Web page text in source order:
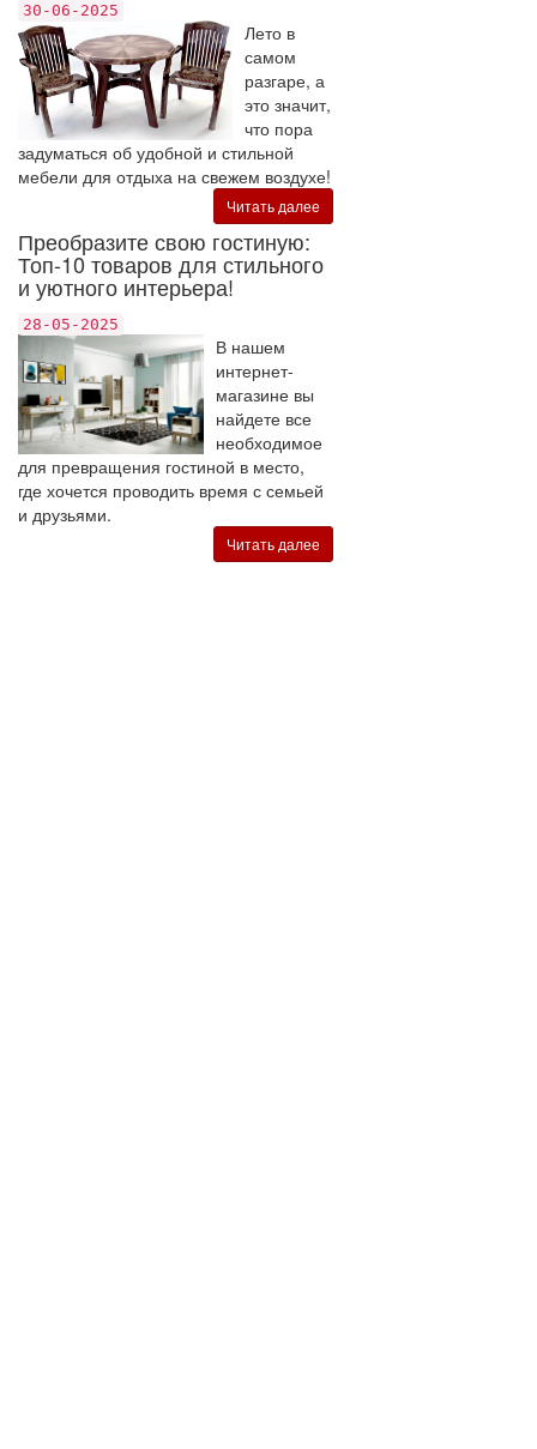
30-06-2025
Лето в
самом
разгаре, а
это значит,
что пора
задуматься об удобной и стильной
мебели для отдыха на свежем воздухе!
Читать далее
Преобразите свою гостиную:
Топ-10 товаров для стильного
и уютного интерьера!
28-05-2025
В нашем
интернет-
магазине вы
найдете все
необходимое
для превращения гостиной в место,
где хочется проводить время с семьей
и друзьями.
Читать далее